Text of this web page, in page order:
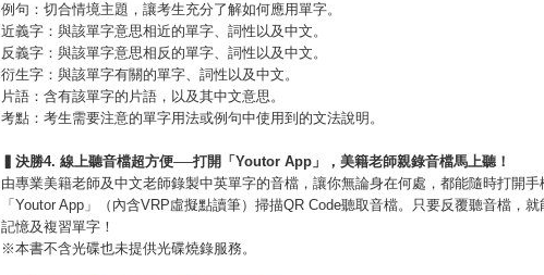
例句：切合情境主題，讓考生充分了解如何應用單字。
近義字：與該單字意思相近的單字、詞性以及中文。
反義字：與該單字意思相反的單字、詞性以及中文。
衍生字：與該單字有關的單字、詞性以及中文。
片語：含有該單字的片語，以及其中文意思。
考點：考生需要注意的單字用法或例句中使用到的文法說明。
決勝4. 線上聽音檔超方便──打開「 Youtor App 」，美籍老師親錄音檔馬上聽！
由專業美籍老師及中文老師錄製中英單字的音檔，讓你無論身在何處，都能隨時打開手
「Youtor App」（內含VRP虛擬點讀筆）掃描QR Code聽取音檔。只要反覆聽音檔，就
記憶及複習單字！
※本書不含光碟也未提供光碟燒錄服務。